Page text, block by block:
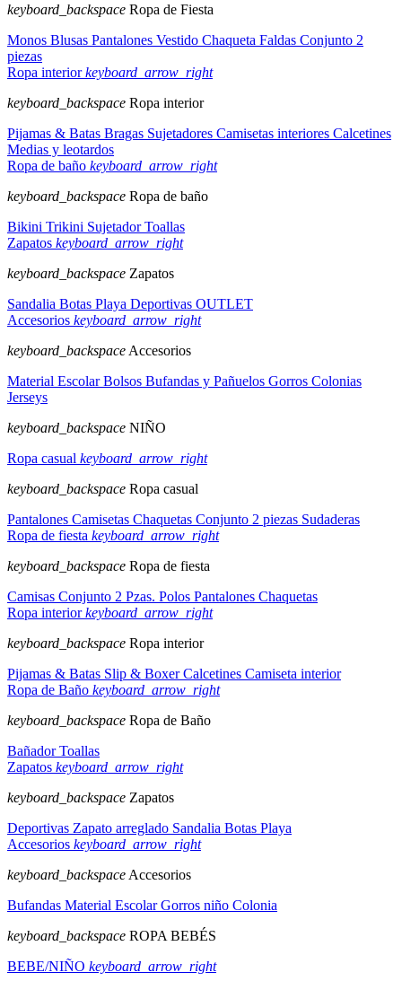
keyboard_backspace Ropa de Fiesta
Monos Blusas Pantalones Vestido Chaqueta Faldas Conjunto 2
piezas
Ropa interiorkeyboard_arrow_right
keyboard_backspace Ropa interior
Pijamas & Batas Bragas Sujetadores Camisetas interiores Calcetines
Medias y leotardos
Ropa de baño keyboard_arrow_right
keyboard_backspace Ropa de baño
Bikini Trikini SujetadorToallas
Zapatos keyboard_arrow_right
keyboard_backspace Zapatos
Sandalia Botas Playa Deportivas OUTLET
Accesorios keyboard_arrow_right
keyboard_backspace Accesorios
Material EscolarBolsos Bufandas y Pañuelos Gorros Colonias
Jerseys
keyboard_backspace NIÑO
Ropa casual keyboard_arrow_right
keyboard_backspace Ropa casual
Pantalones Camisetas Chaquetas Conjunto 2 piezas Sudaderas
Ropa de fiesta keyboard_arrow_right
keyboard_backspace Ropa de fiesta
Camisas Conjunto 2 Pzas. Polos Pantalones Chaquetas
Ropa interiorkeyboard_arrow_right
keyboard_backspace Ropa interior
Pijamas & Batas Slip & BoxerCalcetines Camiseta interior
Ropa de Baño keyboard_arrow_right
keyboard_backspace Ropa de Baño
BañadorToallas
Zapatos keyboard_arrow_right
keyboard_backspace Zapatos
Deportivas Zapato arreglado Sandalia Botas Playa
Accesorios keyboard_arrow_right
keyboard_backspace Accesorios
Bufandas Material EscolarGorros niño Colonia
keyboard_backspace ROPA BEBÉS
BEBE/NIÑO keyboard_arrow_right